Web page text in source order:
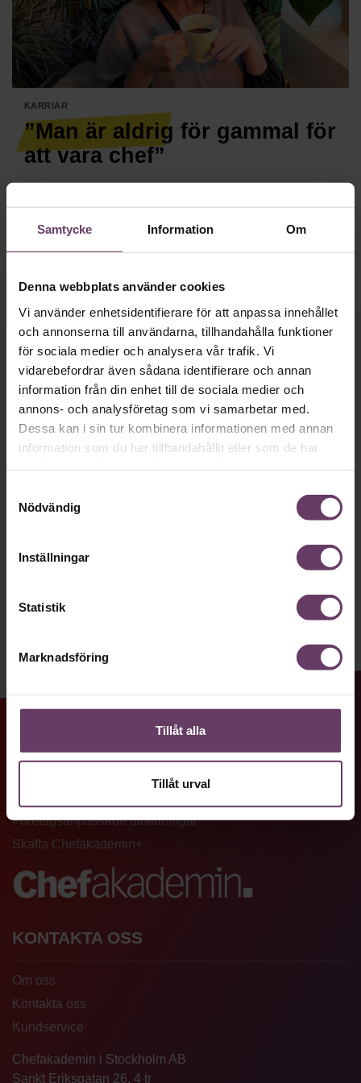
Samtycke Information Om
Denna webbplats använder cookies
Vi använder enhetsidentifierare för att anpassa innehållet
och annonserna till användarna, tillhandahålla funktioner
för sociala medier och analysera vår trafik. Vi
vidarebefordrar även sådana identifierare och annan
information från din enhet till de sociala medier och
annons- och analysföretag som vi samarbetar med.
Dessa kan i sin tur kombinera informationen med annan
information som du har tillhandahållit eller som de har
Nödvändig
Inställningar
Statistik
Marknadsföring
Tillåt alla
Tillåt urval
Villkor och policy för
personuppgiftsbehandling
Sök
Karriär
”Man är aldrig för gammal för
att vara chef”
”Jag tycker att jag är en mycket bättre chef nu, än vad jag
var för tio år sedan”, säger hon.Läs mer
Håll dig uppdaterad med våra
nyhetsbrev!
Våra populära nyhetsbrev samlar varje
vecka det bästa från Chef och
Chefakademin. Ledarskapsnytta och
inspiration för dig som är chef, ledare
och/eller HR. Missa inget – börja
prenumerera idag! Det är helt kostnadsfritt.
JA TACK, JAG VILL HA NYHETSBREV!
Företagsanpassade utbildningar
Skaffa Chefakademin+
KONTAKTA OSS
Om oss
Kontakta oss
Kundservice
Chefakademin i Stockholm AB
Sankt Eriksgatan 26, 4 tr